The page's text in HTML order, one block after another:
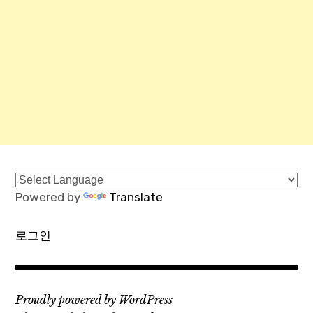
Powered by Translate
로그인
Proudly powered by WordPress